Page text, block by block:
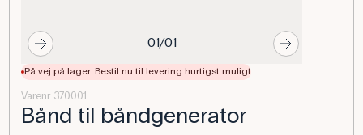
01/01
På vej på lager. Bestil nu til levering hurtigst muligt
Varenr. 370001
Bånd til båndgenerator